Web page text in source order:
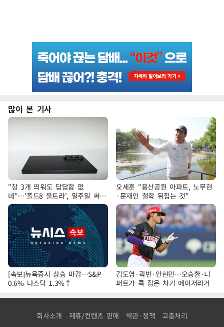
많이 본 기사
"창 3개 띄워도 답답함 없
네"…'폴드8 울트라', 일주일 써보
니
오세훈 "용산공원 아파트, 노무현
·문재인 철학 뒤집는 것"
[속보]뉴욕증시 상승 마감…S&P
0.6% 나스닥 1.3%↑
김도영·곽빈·안현민…오승환·니
퍼트가 콕 집은 차기 메이저리거
회사소개 제휴/컨텐츠 판매 약관·정책 고충처리